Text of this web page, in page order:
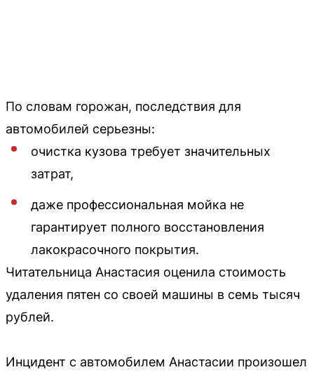
По словам горожан, последствия для
автомобилей серьезны:
очистка кузова требует значительных
затрат,
даже профессиональная мойка не
гарантирует полного восстановления
лакокрасочного покрытия.
Читательница Анастасия оценила стоимость
удаления пятен со своей машины в семь тысяч
рублей.
Инцидент с автомобилем Анастасии произошел